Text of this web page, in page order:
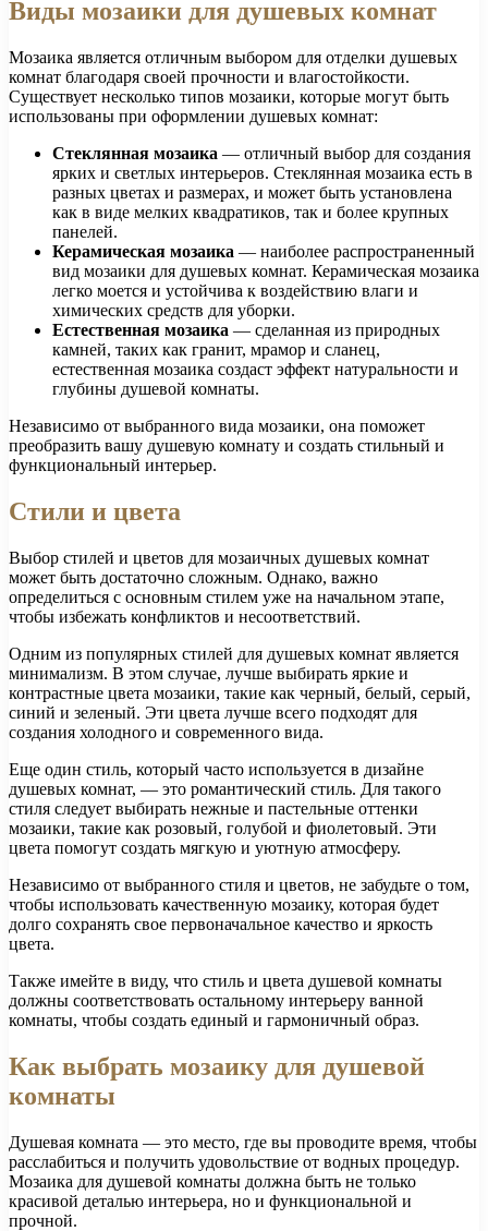
Виды мозаики для душевых комнат
Мозаика является отличным выбором для отделки душевых
комнат благодаря своей прочности и влагостойкости.
Существует несколько типов мозаики, которые могут быть
использованы при оформлении душевых комнат:
Стеклянная мозаика — отличный выбор для создания
ярких и светлых интерьеров. Стеклянная мозаика есть в
разных цветах и размерах, и может быть установлена
как в виде мелких квадратиков, так и более крупных
панелей.
Керамическая мозаика — наиболее распространенный
вид мозаики для душевых комнат. Керамическая мозаика
легко моется и устойчива к воздействию влаги и
химических средств для уборки.
Естественная мозаика — сделанная из природных
камней, таких как гранит, мрамор и сланец,
естественная мозаика создаст эффект натуральности и
глубины душевой комнаты.
Независимо от выбранного вида мозаики, она поможет
преобразить вашу душевую комнату и создать стильный и
функциональный интерьер.
Стили и цвета
Выбор стилей и цветов для мозаичных душевых комнат
может быть достаточно сложным. Однако, важно
определиться с основным стилем уже на начальном этапе,
чтобы избежать конфликтов и несоответствий.
Одним из популярных стилей для душевых комнат является
минимализм. В этом случае, лучше выбирать яркие и
контрастные цвета мозаики, такие как черный, белый, серый,
синий и зеленый. Эти цвета лучше всего подходят для
создания холодного и современного вида.
Еще один стиль, который часто используется в дизайне
душевых комнат, — это романтический стиль. Для такого
стиля следует выбирать нежные и пастельные оттенки
мозаики, такие как розовый, голубой и фиолетовый. Эти
цвета помогут создать мягкую и уютную атмосферу.
Независимо от выбранного стиля и цветов, не забудьте о том,
чтобы использовать качественную мозаику, которая будет
долго сохранять свое первоначальное качество и яркость
цвета.
Также имейте в виду, что стиль и цвета душевой комнаты
должны соответствовать остальному интерьеру ванной
комнаты, чтобы создать единый и гармоничный образ.
Как выбрать мозаику для душевой
комнаты
Душевая комната — это место, где вы проводите время, чтобы
расслабиться и получить удовольствие от водных процедур.
Мозаика для душевой комнаты должна быть не только
красивой деталью интерьера, но и функциональной и
прочной.